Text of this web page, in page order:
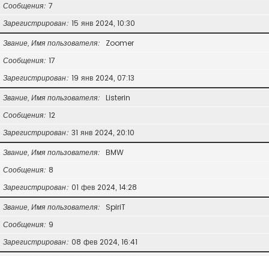
Сообщения 7
Зарегистрирован 15 янв 2024, 10:30
Звание, Имя пользователя
Zoomer
Сообщения 17
Зарегистрирован 19 янв 2024, 07:13
Звание, Имя пользователя
Listerin
Сообщения 12
Зарегистрирован 31 янв 2024, 20:10
Звание, Имя пользователя
BMW
Сообщения 8
Зарегистрирован 01 фев 2024, 14:28
Звание, Имя пользователя
SpiriT
Сообщения 9
Зарегистрирован 08 фев 2024, 16:41